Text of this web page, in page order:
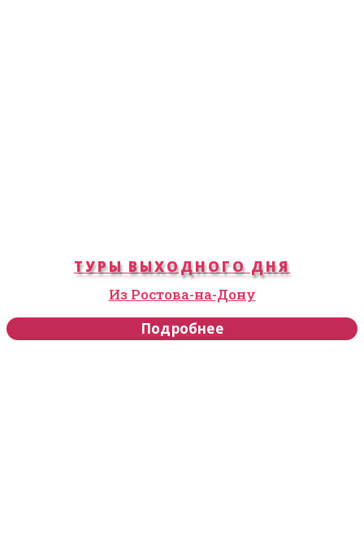
ТУРЫ ВЫХОДНОГО ДНЯ
Из Ростова-на-Дону
Подробнее